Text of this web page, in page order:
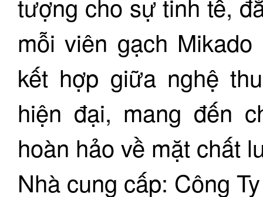
tượng cho sự tinh tế,
mỗi viên gạch
kết hợp giữa nghệ
hiện đại, mang đến
hoàn hảo về mặt chất
Nhà cung cấp: Công